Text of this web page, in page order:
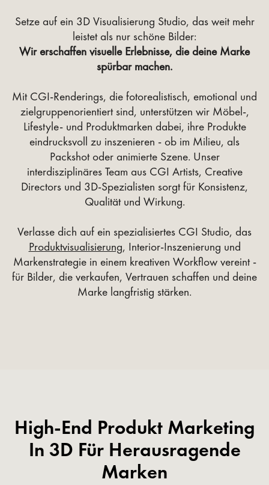
Setze auf ein 3D Visualisierung Studio, das weit mehr
leistet als nur schöne Bilder:
Wir erschaffen visuelle Erlebnisse, die deine Marke
spürbar machen.
Mit CGI-Renderings, die fotorealistisch, emotional und
zielgruppenorientiert sind, unterstützen wir Möbel-,
Lifestyle- und Produktmarken dabei, ihre Produkte
eindrucksvoll zu inszenieren - ob im Milieu, als
Packshot oder animierte Szene. Unser
interdisziplinäres Team aus CGI Artists, Creative
Directors und 3D-Spezialisten sorgt für Konsistenz,
Qualität und Wirkung.
Verlasse dich auf ein spezialisiertes CGI Studio, das
Produktvisualisierung, Interior-Inszenierung und
Markenstrategie in einem kreativen Workflow vereint -
für Bilder, die verkaufen, Vertrauen schaffen und deine
Marke langfristig stärken.
High-End Produkt Marketing
In 3D Für Herausragende
Marken